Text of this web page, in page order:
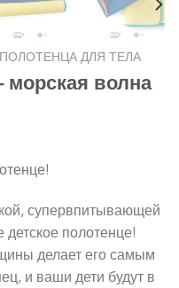
ПОЛОТЕНЦА ДЛЯ ТЕЛА
волна
супервпитывающей
полотенце!
делает его самым
и ваши дети будут в